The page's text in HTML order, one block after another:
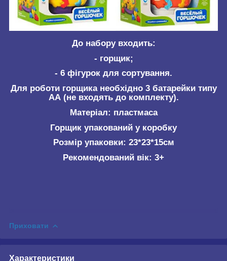
До набору входить:
- горщик;
- 6 фігурок для сортування.
Для роботи горщика необхідно 3 батарейки типу
АА (не входять до комплекту).
Матеріал: пластмаса
Горщик упакований у коробку
Розмір упаковки: 23*23*15см
Рекомендований вік: 3+
Приховати
Характеристики